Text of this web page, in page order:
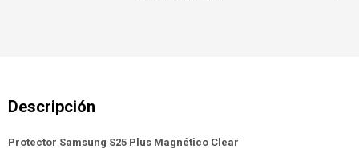
Protector Samsung S25 Plus Magnético Clear